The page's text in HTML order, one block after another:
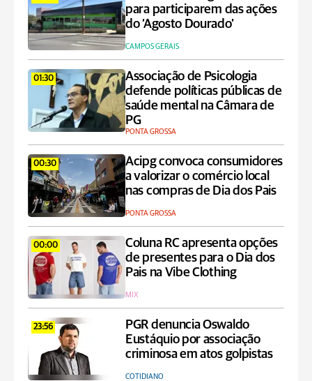
para participarem das ações
do ‘Agosto Dourado’
CAMPOS GERAIS
01:30
Associação de Psicologia
defende políticas públicas de
saúde mental na Câmara de
PG
PONTA GROSSA
00:30
Acipg convoca consumidores
a valorizar o comércio local
nas compras de Dia dos Pais
PONTA GROSSA
00:00
Coluna RC apresenta opções
de presentes para o Dia dos
Pais na Vibe Clothing
MIX
23:56
PGR denuncia Oswaldo
Eustáquio por associação
criminosa em atos golpistas
COTIDIANO